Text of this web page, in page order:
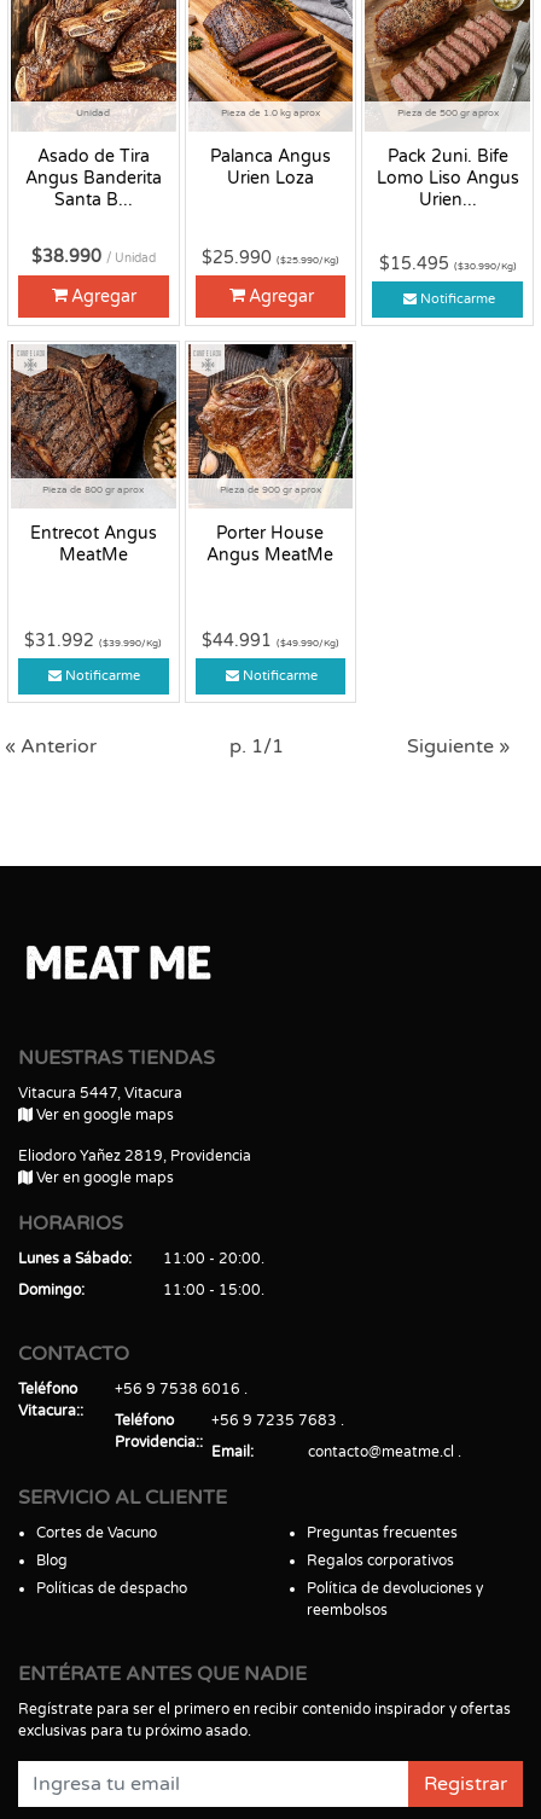
Unidad
Asado de Tira
Angus Banderita
Santa B...
$38.990 / Unidad
Agregar
Pieza de 1.0 kg aprox
Palanca Angus
Urien Loza
$25.990 ($25.990/Kg)
Agregar
Pieza de 500 gr aprox
Pack 2uni. Bife
Lomo Liso Angus
Urien...
$15.495 ($30.990/Kg)
Notificarme
Pieza de 800 gr aprox
Entrecot Angus
MeatMe
Congelado
$31.992($39.990/Kg)
Notificarme
Pieza de 900 gr aprox
Porter House
Angus MeatMe
Congelado
$44.991 ($49.990/Kg)
Notificarme
« Anterior p. 1/1 Siguiente »
NUESTRAS TIENDAS
Vitacura 5447, Vitacura
Ver en google maps
Eliodoro Yañez 2819, Providencia
Ver en google maps
HORARIOS
Lunes a Sábado
11:00 - 20:00
Domingo
11:00 - 15:00
CONTACTO
Teléfono
Vitacura:
+56 9 7538 6016
Teléfono
Providencia:
+56 9 7235 7683
Email
contacto@meatme.cl
SERVICIO AL CLIENTE
Cortes de Vacuno
Blog
Políticas de despacho
Preguntas frecuentes
Regalos corporativos
Política de devoluciones y
reembolsos
ENTÉRATE ANTES QUE NADIE
Regístrate para ser el primero en recibir contenido inspirador y ofertas
exclusivas para tu próximo asado.
Registrar